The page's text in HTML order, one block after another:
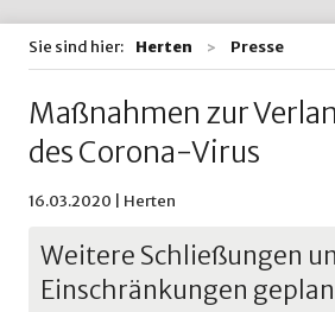
Sie sind hier: Herten Presse
Maßnahmen zur
des Corona-Virus
16.03.2020 | Herten
Weitere Schließungen
Einschränkungen